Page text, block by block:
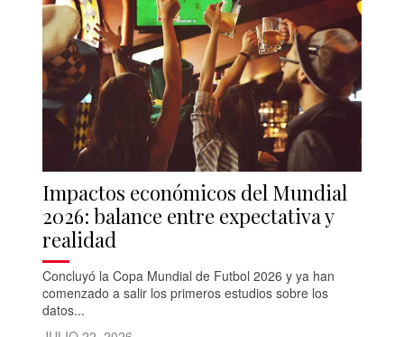
Impactos económicos del Mundial
2026: balance entre expectativa y
realidad
Concluyó la Copa Mundial de Futbol 2026 y ya han
comenzado a salir los primeros estudios sobre los
datos...